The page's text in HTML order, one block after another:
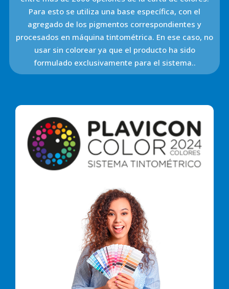
Para esto se utiliza una base específica, con el
agregado de los pigmentos correspondientes y
procesados en máquina tintométrica. En ese caso, no
usar sin colorear ya que el producto ha sido
formulado exclusivamente para el sistema..